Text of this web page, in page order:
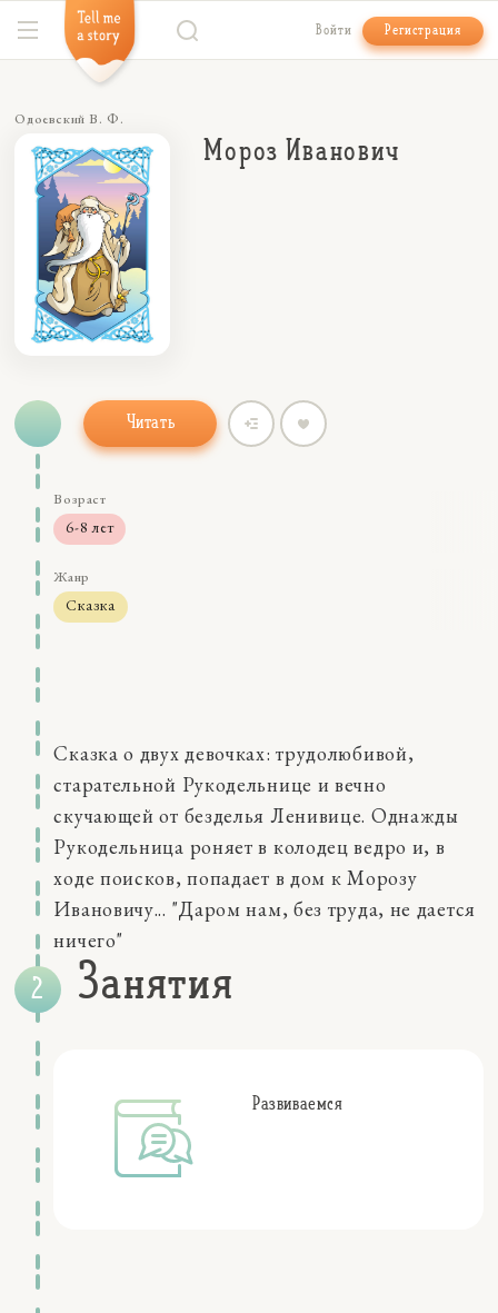
Войти Регистрация
Одоевский В. Ф.
Мороз Иванович
Читать
Возраст
6-8 лет
Жанр
Сказка
мышление
внутренние чувства
коммуникации
самосознание
социальные эмоции
Сказка о двух девочках: трудолюбивой,
старательной Рукодельнице и вечно
скучающей от безделья Ленивице. Однажды
Рукодельница роняет в колодец ведро и, в
ходе поисков, попадает в дом к Морозу
Ивановичу... "Даром нам, без труда, не дается
ничего"
Занятия
Развиваемся